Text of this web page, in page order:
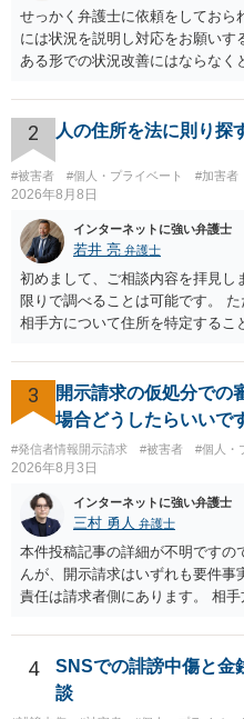
せっかく弁護士に依頼をしておら
には状況を説明し対応をお願い
ある形での状況改善にはならな
2 人の住所を法に則り探
#被害者 #個人・プライベート #加害者
2026年8月8日
インターネットに強い弁護士
若井 亮 弁護士
初めまして、ご相談内容を拝見し
限りで調べることは可能です。
相手方について住所を特定するこ
3
開示請求の仮処分での
場合どうしたらいいで
#発信者情報開示請求 #被害者 #個人・
2026年8月3日
インターネットに強い弁護士
三村 勇人 弁護士
本件投稿記事の詳細が不明ですの
んが、開示請求はいずれも要件
責任は請求者側にあります。 相
方が口頭で反論したのは、仮処
面での反論となれば、より遅延
はXのため、APのIPアドレスの
求は法律知識が不可欠ですが、そ
4
SNSでの誹謗中傷と金
談